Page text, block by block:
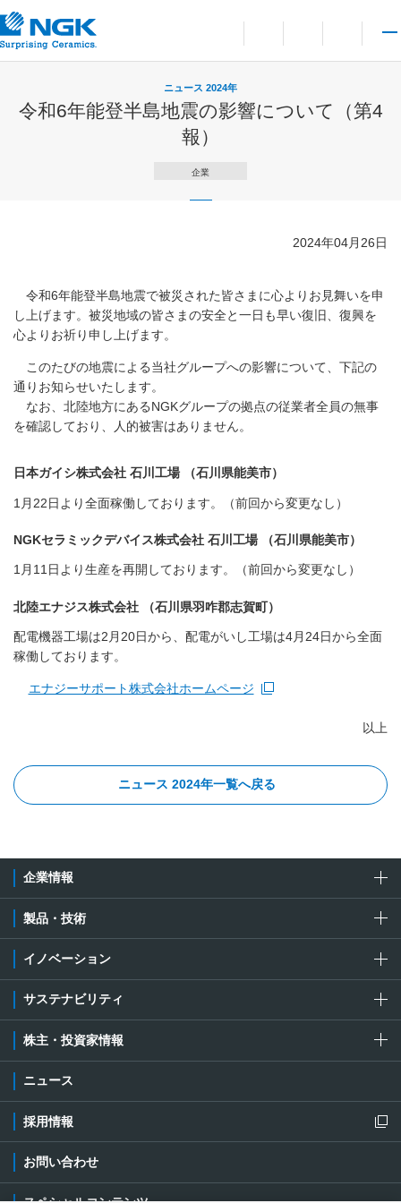
言語切り替えメニュー
サイト内検索を開
お問い合わせ
メイ
ニュース 2024年
令和6年能登半島地震の影響について（第4
報）
企業
2024年04月26日
令和6年能登半島地震で被災された皆さまに心よりお見舞いを申
し上げます。被災地域の皆さまの安全と一日も早い復旧、復興を
心よりお祈り申し上げます。
このたびの地震による当社グループへの影響について、下記の
通りお知らせいたします。
なお、北陸地方にあるNGKグループの拠点の従業者全員の無事
を確認しており、人的被害はありません。
日本ガイシ株式会社 石川工場 （石川県能美市）
1月22日より全面稼働しております。（前回から変更なし）
NGKセラミックデバイス株式会社 石川工場 （石川県能美市）
1月11日より生産を再開しております。（前回から変更なし）
北陸エナジス株式会社 （石川県羽咋郡志賀町）
配電機器工場は2月20日から、配電がいし工場は4月24日から全面
稼働しております。
エナジーサポート株式会社ホームページ
以上
ニュース 2024年一覧へ戻る
企業情報
製品・技術
イノベーション
サステナビリティ
株主・投資家情報
ニュース
採用情報
新規ウィンドウを開きます
お問い合わせ